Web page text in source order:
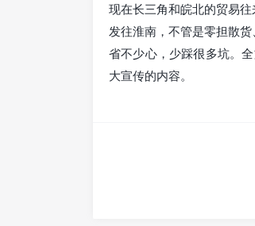
现在长三角和皖北的贸易
发往淮南，不管是零担散
省不少心，少踩很多坑。
大宣传的内容。